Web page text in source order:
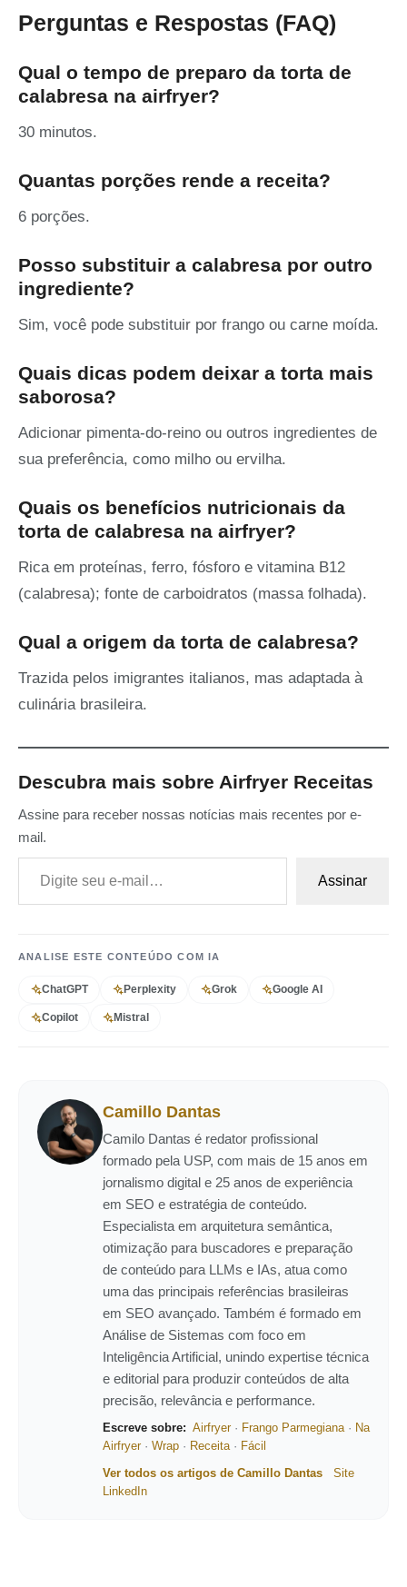
Perguntas e Respostas (FAQ)
Qual o tempo de preparo da torta de
calabresa na airfryer?
30 minutos.
Quantas porções rende a receita?
6 porções.
Posso substituir a calabresa por outro
ingrediente?
Sim, você pode substituir por frango ou carne moída.
Quais dicas podem deixar a torta mais
saborosa?
Adicionar pimenta-do-reino ou outros ingredientes de
sua preferência, como milho ou ervilha.
Quais os benefícios nutricionais da
torta de calabresa na airfryer?
Rica em proteínas, ferro, fósforo e vitamina B12
(calabresa); fonte de carboidratos (massa folhada).
Qual a origem da torta de calabresa?
Trazida pelos imigrantes italianos, mas adaptada à
culinária brasileira.
Descubra mais sobre Airfryer Receitas
Assine para receber nossas notícias mais recentes por e-
mail.
Digite seu e-mail…
Assinar
ANALISE ESTE CONTEÚDO COM IA
ChatGPT Perplexity Grok Google AI
Copilot Mistral
Camillo Dantas
Camilo Dantas é redator profissional
formado pela USP, com mais de 15 anos em
jornalismo digital e 25 anos de experiência
em SEO e estratégia de conteúdo.
Especialista em arquitetura semântica,
otimização para buscadores e preparação
de conteúdo para LLMs e IAs, atua como
uma das principais referências brasileiras
em SEO avançado. Também é formado em
Análise de Sistemas com foco em
Inteligência Artificial, unindo expertise técnica
e editorial para produzir conteúdos de alta
precisão, relevância e performance.
Escreve sobre: Airfryer· Frango Parmegiana· Na
Airfryer· Wrap · Receita· Fácil
Ver todos os artigos de Camillo Dantas
Site
LinkedIn